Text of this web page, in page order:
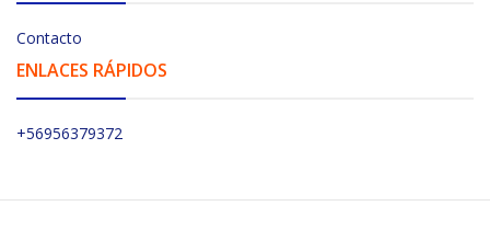
Contacto
ENLACES RÁPIDOS
+56956379372